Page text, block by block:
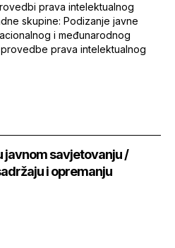
prava intelektualnog
skupine: Podizanje javne
i međunarodnog
prava intelektualnog
javnom savjetovanju /
i opremanju